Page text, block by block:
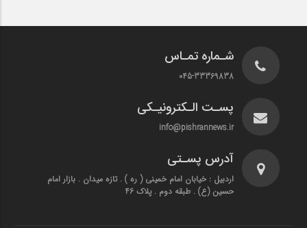
شـماره تمـاس
045-33369838
پسـت الـکترونیـکی
info@pishrannews.ir
آدرس پسـتی
اردبیل : خیابان امام خمینی ( ره ) . تازه میدان . بازار امام
حسین (ع) . طبقه دوم . پلاک 46